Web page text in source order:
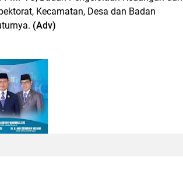
Kecamatan, Desa dan Badan
(Adv)